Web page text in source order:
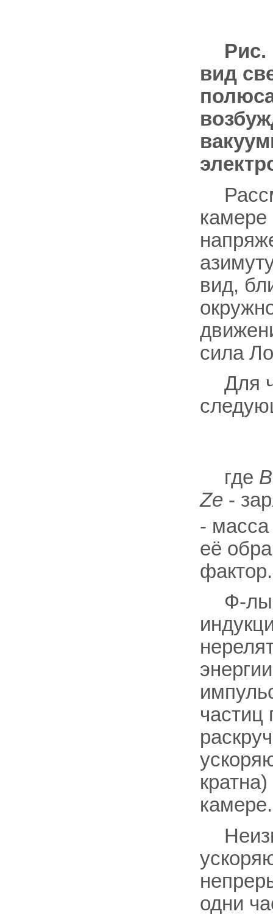
Рис.
вид
камере
вид,
сила
Для
где В
Ze -
-
её
фактор.
Ф-лы
частиц
камере.
одни